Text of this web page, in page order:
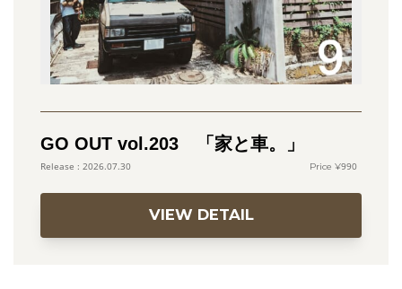
GO OUT vol.203 「家と車。」
2026.07.30 990
VIEW DETAIL